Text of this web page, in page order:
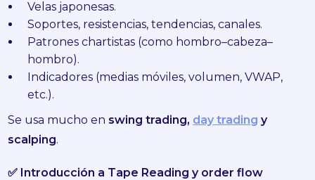
Velas japonesas.
Soportes, resistencias, tendencias, canales.
Patrones chartistas (como hombro–cabeza–
hombro).
Indicadores (medias móviles, volumen, VWAP,
etc.).
Se usa mucho en swing trading, day trading y
scalping.
✅ Introducción a Tape Reading y order flow